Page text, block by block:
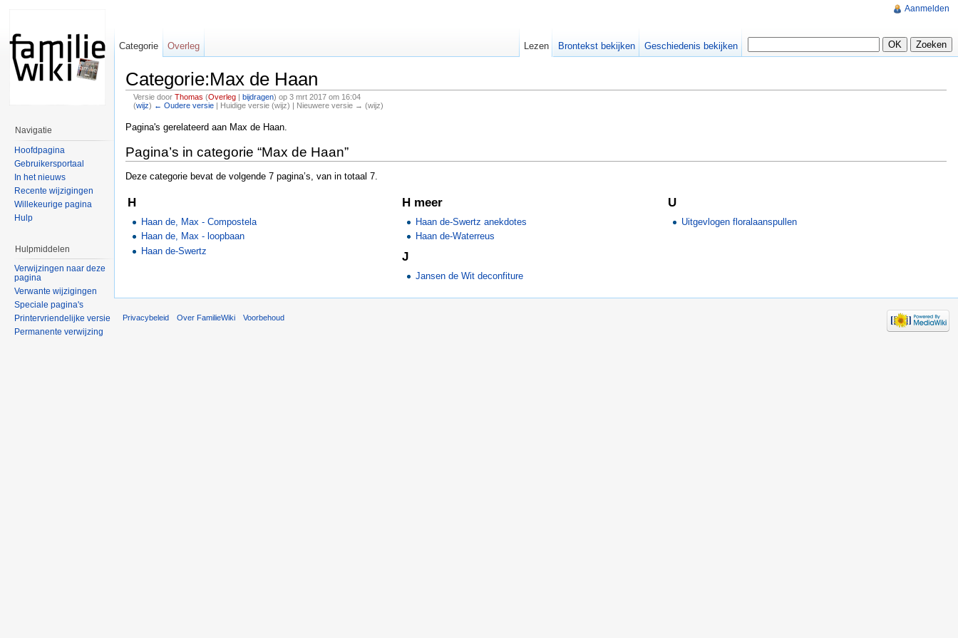
Categorie:Max de Haan
Versie door Thomas (Overleg| bijdragen) op 3 mrt 2017 om 16:04
(wijz) ← Oudere versie| Huidige versie (wijz) | Nieuwere versie → (wijz)
Pagina's gerelateerd aan Max de Haan.
Pagina’s in categorie “Max de Haan”
Deze categorie bevat de volgende 7 pagina’s, van in totaal 7.
H
Haan de, Max - Compostela
Haan de, Max - loopbaan
Haan de-Swertz
H meer
Haan de-Swertz anekdotes
Haan de-Waterreus
J
Jansen de Wit deconfiture
U
Uitgevlogen floralaanspullen
Aanmelden
Categorie Overleg Lezen Brontekst bekijken Geschiedenis bekijken
Navigatie
Hoofdpagina
Gebruikersportaal
In het nieuws
Recente wijzigingen
Willekeurige pagina
Hulp
Hulpmiddelen
Verwijzingen naar deze
pagina
Verwante wijzigingen
Speciale pagina's
Printervriendelijke versie
Permanente verwijzing
Privacybeleid Over FamilieWiki Voorbehoud